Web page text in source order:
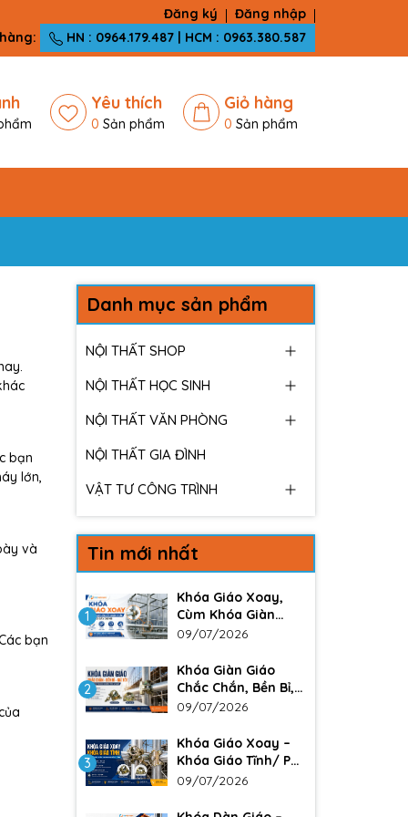
Đăng ký
Đăng nhập
HN : 0964.179.487 | HCM : 0963.380.587
Yêu thích
0 Sản phẩm
Giỏ hàng
0 Sản phẩm
bạn
lớn,
và
bạn
Danh mục sản phẩm
NỘI THẤT SHOP
NỘI THẤT HỌC SINH
NỘI THẤT VĂN PHÒNG
NỘI THẤT GIA ĐÌNH
VẬT TƯ CÔNG TRÌNH
Tin mới nhất
1
Khóa Giáo Xoay,
Cùm Khóa Giàn
Giáo – Giải Pháp
Trong Xây Dựng
09/07/2026
2
Khóa Giàn Giáo
Chắc Chắn, Bền Bỉ,
Giá Tốt Cho Công
09/07/2026
3
Khóa Giáo Xoay –
Khóa Giáo Tĩnh/ Phụ
kiện không thể
công trình lớn. Đảm
09/07/2026